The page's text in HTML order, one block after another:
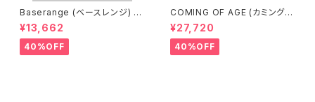
Baserange (ベースレンジ) C
ABLE PANTS (MARBLE BRO
WN)
¥13,662
40%OFF
COMING OF AGE (カミングオ
ブエイジ) FLARED SHORTS
（GINGHAM LIME/BLACK）
¥27,720
40%OFF